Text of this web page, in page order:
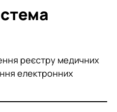
реєстру медичних
електронних